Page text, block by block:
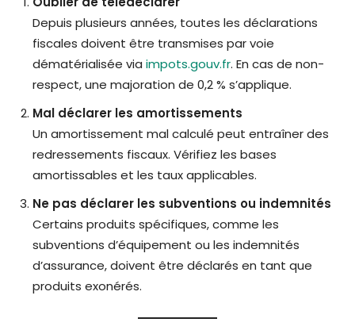
Depuis plusieurs années, toutes les déclarations
fiscales doivent être transmises par voie
dématérialisée via impots.gouv.fr. En cas de non-
respect, une majoration de 0,2 % s’applique.
Mal déclarer les amortissements
Un amortissement mal calculé peut entraîner des
redressements fiscaux. Vérifiez les bases
amortissables et les taux applicables.
Ne pas déclarer les subventions ou indemnités
Certains produits spécifiques, comme les
subventions d’équipement ou les indemnités
d’assurance, doivent être déclarés en tant que
produits exonérés.